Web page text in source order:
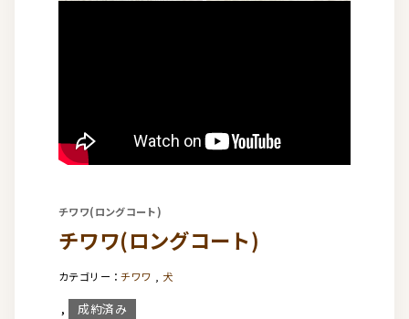
チワワ(ロングコート)
チワワ(ロングコート)
チワワ 犬
, 成約済み